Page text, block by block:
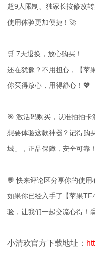
超9人限制、独家长按修改
使用体验更加便捷！🚀
🛒 7天退换，放心购买！
还在犹豫？不用担心，【苹
你买得放心，用得舒心！💖
🎯 激活码购买，认准拍拍卡
想要体验这款神器？记得购
城」，正品保障，安全可靠
💬 快来评论区分享你的使用
如果你已经入手了【苹果
验，让我们一起交流心得！
小清欢官方下载地址：